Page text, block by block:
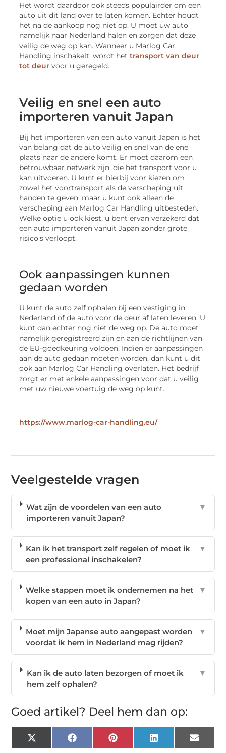
Het wordt daardoor ook steeds populairder om een
auto uit dit land over te laten komen. Echter houdt
het na de aankoop nog niet op. U moet uw auto
namelijk naar Nederland halen en zorgen dat deze
veilig de weg op kan. Wanneer u Marlog Car
Handling inschakelt, wordt hettransport van deur
tot deur voor u geregeld.
Veilig en snel een auto
importeren vanuit Japan
Bij het importeren van een auto vanuit Japan is het
van belang dat de auto veilig en snel van de ene
plaats naar de andere komt. Er moet daarom een
betrouwbaar netwerk zijn, die het transport voor u
kan uitvoeren. U kunt er hierbij voor kiezen om
zowel het voortransport als de verscheping uit
handen te geven, maar u kunt ook alleen de
verscheping aan Marlog Car Handling uitbesteden.
Welke optie u ook kiest, u bent ervan verzekerd dat
een auto importeren vanuit Japan zonder grote
risico’s verloopt.
Ook aanpassingen kunnen
gedaan worden
U kunt de auto zelf ophalen bij een vestiging in
Nederland of de auto voor de deur af laten leveren. U
kunt dan echter nog niet de weg op. De auto moet
namelijk geregistreerd zijn en aan de richtlijnen van
de EU-goedkeuring voldoen. Indien er aanpassingen
aan de auto gedaan moeten worden, dan kunt u dit
ook aan Marlog Car Handling overlaten. Het bedrijf
zorgt er met enkele aanpassingen voor dat u veilig
met uw nieuwe voertuig de weg op kunt.
https://www.marlog-car-handling.eu/
Veelgestelde vragen
Wat zijn de voordelen van een auto
importeren vanuit Japan?
▼
Kan ik het transport zelf regelen of moet ik
een professional inschakelen?
▼
Welke stappen moet ik ondernemen na het
kopen van een auto in Japan?
▼
Moet mijn Japanse auto aangepast worden
voordat ik hem in Nederland mag rijden?
▼
Kan ik de auto laten bezorgen of moet ik
hem zelf ophalen?
▼
Goed artikel? Deel hem dan op:
X
(Twitter)
FacebookPinterest LinkedIn Email